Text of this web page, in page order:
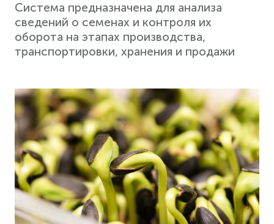
Система предназначена для анализа
сведений о семенах и контроля их
оборота на этапах производства,
транспортировки, хранения и продажи